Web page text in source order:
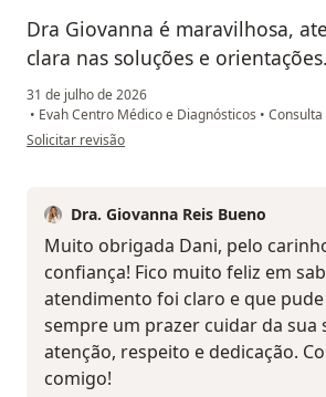
Dra Giovanna é maravilhosa,
clara nas soluções e orientações.
31 de julho de 2026
• Evah Centro Médico e Diagnósticos •
na opinião do utilizador Dani Monteiro
Solicitar revisão
Dra. Giovanna Reis Bueno
Muito obrigada Dani, pelo
confiança! Fico muito feliz em
atendimento foi claro e que pude
sempre um prazer cuidar da sua
atenção, respeito e dedicação.
comigo!